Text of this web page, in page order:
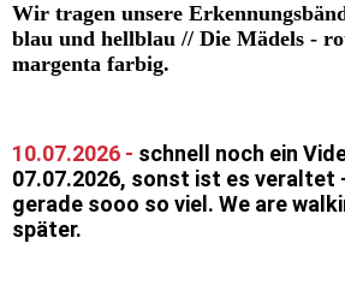
Wir tragen unsere
blau und hellblau // Die Mädels -
margenta farbig.
10.07.2026 - schnell noch ein
07.07.2026, sonst ist es veraltet
gerade sooo so viel. We are
später.